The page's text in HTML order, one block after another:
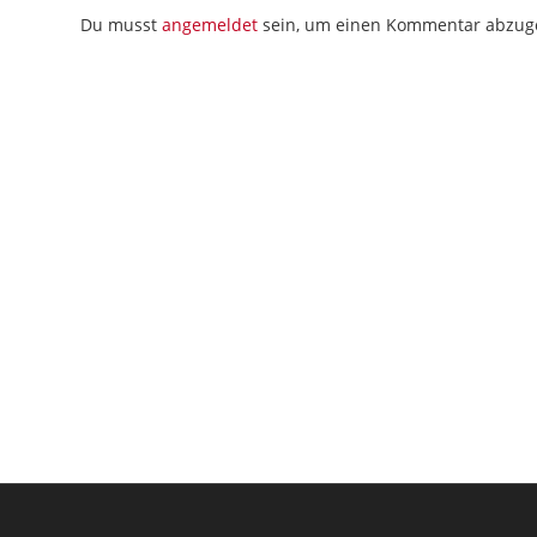
Du musst angemeldet sein, um einen Kommentar